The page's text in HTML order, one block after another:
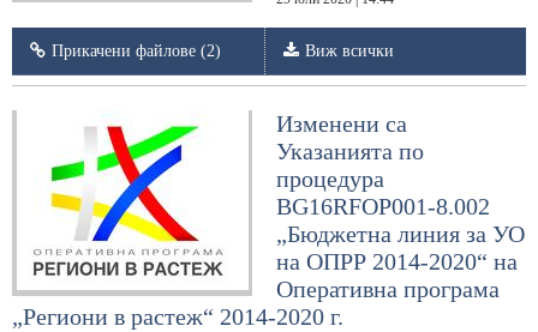
Прикачени файлове (2) Виж всички
Изменени са
Указанията по
процедура
BG16RFOP001-8.002
„Бюджетна линия за УО
на ОПРР 2014-2020“ на
Оперативна програма
„Региони в растеж“ 2014-2020 г.